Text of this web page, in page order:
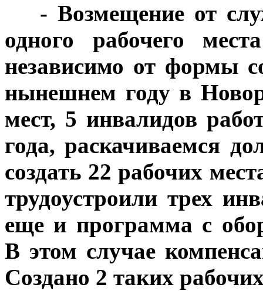
- Возмещение от
одного рабочего
независимо от формы
нынешнем году в
мест, 5 инвалидов
года, раскачиваемся
создать 22 рабочих
трудоустроили трех
еще и программа с
В этом случае
Создано 2 таких